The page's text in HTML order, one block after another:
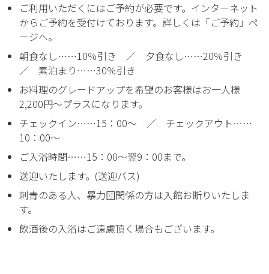
ご利用いただくにはご予約が必要です。インターネット
からご予約を受付けております。詳しくは「ご予約」ペ
ージへ。
朝食なし……10％引き ／ 夕食なし……20％引き
／ 素泊まり……30％引き
お料理のグレードアップを希望のお客様はお一人様
2,200円～プラスになります。
チェックイン……15：00～ ／ チェックアウト……
10：00～
ご入浴時間……15：00～翌9：00まで。
送迎いたします。(送迎バス)
刺青のある人、暴力団関係の方は入館お断りいたしま
す。
飲酒後の入浴はご遠慮頂く場合もございます。